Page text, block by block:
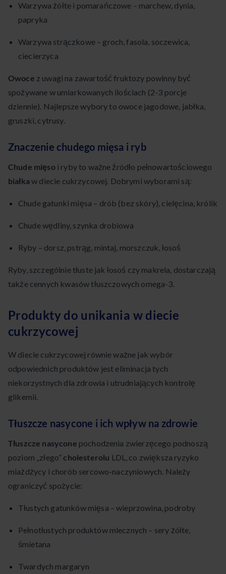
Warzywa żółte i pomarańczowe – marchew, dynia,
papryka
Warzywa strączkowe – groch, fasola, soczewica,
ciecierzyca
Owoce z uwagi na zawartość fruktozy powinny być
spożywane w umiarkowanych ilościach (2-3 porcje
dziennie). Najlepsze wybory to owoce jagodowe, jabłka,
gruszki, cytrusy.
Znaczenie chudego mięsa i ryb
Chude mięso i ryby to ważne źródło pełnowartościowego
białkaw diecie cukrzycowej. Dobrymi wyborami są:
Chude gatunki mięsa – drób (bez skóry), cielęcina, królik
Chude wędliny, szynka drobiowa
Ryby – dorsz, pstrąg, mintaj, morszczuk, łosoś
Ryby, szczególnie tłuste jak łosoś czy makrela, dostarczają
także cennych kwasów tłuszczowych omega-3.
Produkty do unikania w diecie
cukrzycowej
W diecie cukrzycowej równie ważne jak wybór
odpowiednich produktów jest eliminacja tych
niekorzystnych dla zdrowia i utrudniających kontrolę
glikemii.
Tłuszcze nasycone i ich wpływ na zdrowie
Tłuszcze nasycone pochodzenia zwierzęcego podnoszą
poziom „złego” cholesterolu LDL, co zwiększa ryzyko
miażdżycy i chorób sercowo-naczyniowych. Należy
ograniczyć spożycie:
Tłustych gatunków mięsa – wieprzowina, podroby
Pełnotłustych produktów mlecznych – sery żółte,
śmietana
Twardych margaryn